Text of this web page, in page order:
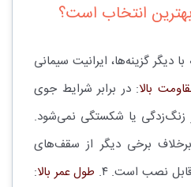
انتخاب است؟
دیگر گزینه‌ها، ایرانیت سیمانی
بالا: در برابر شرایط جوی
یا شکستگی نمی‌شود.
برخی دیگر از سقف‌های
قابل نصب است. ۴.
طول عمر بالا: